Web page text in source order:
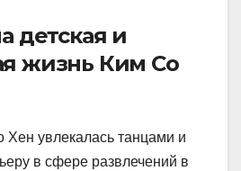
детская и
жизнь Ким Со
Хен увлекалась танцами и
в сфере развлечений в